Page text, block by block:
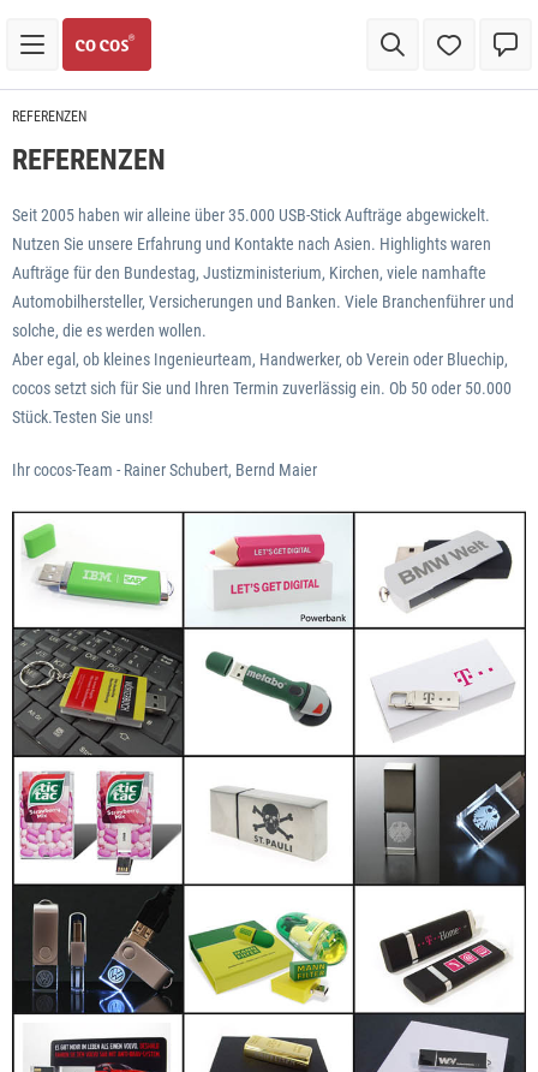
REFERENZEN
REFERENZEN
Seit 2005 haben wir alleine über 35.000 USB-Stick Aufträge abgewickelt.
Nutzen Sie unsere Erfahrung und Kontakte nach Asien. Highlights waren
Aufträge für den Bundestag, Justizministerium, Kirchen, viele namhafte
Automobilhersteller, Versicherungen und Banken. Viele Branchenführer und
solche, die es werden wollen.
Aber egal, ob kleines Ingenieurteam, Handwerker, ob Verein oder Bluechip,
cocos setzt sich für Sie und Ihren Termin zuverlässig ein. Ob 50 oder 50.000
Stück.Testen Sie uns!
Ihr cocos-Team - Rainer Schubert, Bernd Maier